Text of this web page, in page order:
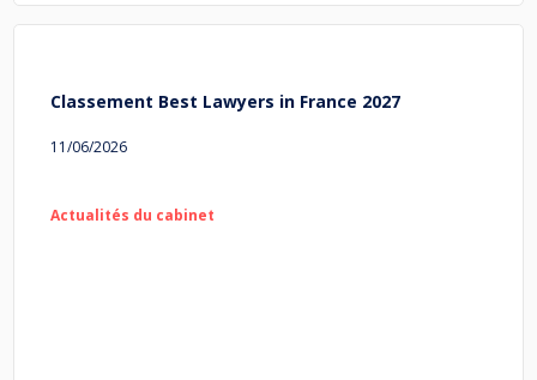
Classement Best Lawyers in France 2027
11/06/2026
Actualités du cabinet